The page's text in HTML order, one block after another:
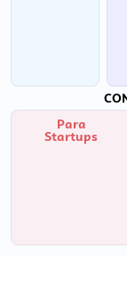
Para
Startups